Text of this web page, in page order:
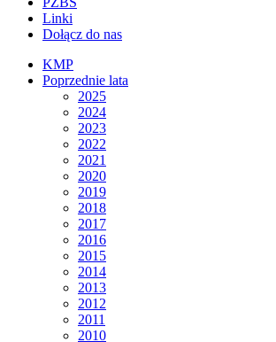
Linki
Dołącz do nas
KMP
Poprzednie lata
2025
2024
2023
2022
2021
2020
2019
2018
2017
2016
2015
2014
2013
2012
2011
2010